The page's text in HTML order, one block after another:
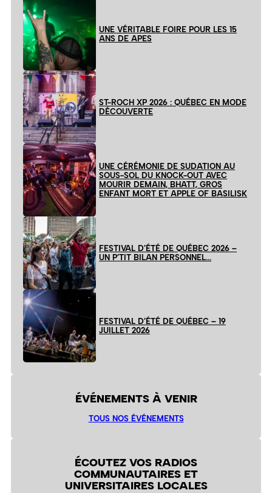
UNE VÉRITABLE FOIRE POUR LES 15
ANS DE APES
ST-ROCH XP 2026 : QUÉBEC EN MODE
DÉCOUVERTE
UNE CÉRÉMONIE DE SUDATION AU
SOUS-SOL DU KNOCK-OUT AVEC
MOURIR DEMAIN, BHATT, GROS
ENFANT MORT ET APPLE OF BASILISK
FESTIVAL D’ÉTÉ DE QUÉBEC 2026 –
UN P’TIT BILAN PERSONNEL…
FESTIVAL D’ÉTÉ DE QUÉBEC – 19
JUILLET 2026
ÉVÉNEMENTS À VENIR
TOUS NOS ÉVÉNEMENTS
ÉCOUTEZ VOS RADIOS
COMMUNAUTAIRES ET
UNIVERSITAIRES LOCALES